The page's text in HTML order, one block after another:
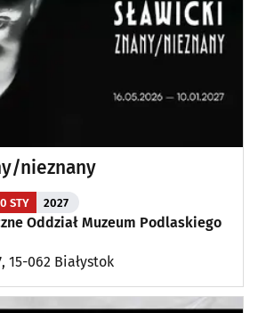
nieznany
STY 2027
Oddział Muzeum Podlaskiego
15-062 Białystok